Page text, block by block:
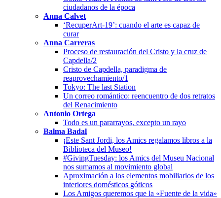
ciudadanos de la época
Anna Calvet
‘RecuperArt-19’: cuando el arte es capaz de
curar
Anna Carreras
Proceso de restauración del Cristo y la cruz de
Capdella/2
Cristo de Capdella, paradigma de
reaprovechamiento/1
Tokyo: The last Station
Un correo romántico: reencuentro de dos retratos
del Renacimiento
Antonio Ortega
Todo es un pararrayos, excepto un rayo
Balma Badal
¡Este Sant Jordi, los Amics regalamos libros a la
Biblioteca del Museo!
#GivingTuesday: los Amics del Museu Nacional
nos sumamos al movimiento global
Aproximación a los elementos mobiliarios de los
interiores domésticos góticos
Los Amigos queremos que la «Fuente de la vida»